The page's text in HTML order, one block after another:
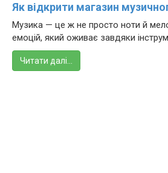
Як відкрити магазин
Музика — це ж не просто ноти й
емоцій, який оживає завдяки
Читати далі…